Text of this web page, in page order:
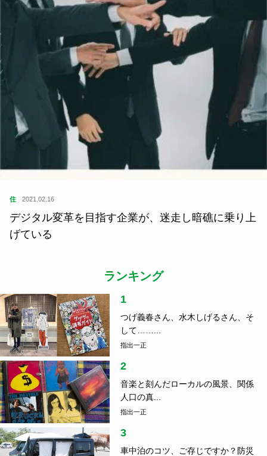
住 2021.02.16
デジタル変革を目指す企業が、迷走し暗礁に乗り上
げている
ランキング
1
つげ義春さん、水木しげるさん、そ
して……...
指出一正
2
音楽と刻んだローカルの風景、関係
人口の真...
指出一正
3
車中泊のコツ、ご存じですか？防災